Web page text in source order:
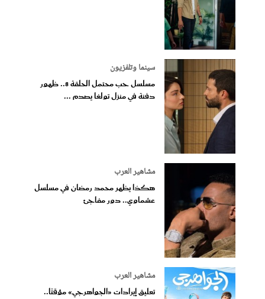
سينما وتلفزيون
مسلسل حب محتمل الحلقة 8.. ظهور
دفنة في منزل تولغا يصدم ...
مشاهير العرب
هكذا يظهر محمد رمضان في مسلسل
عشماوي.. دور مفاجئ
مشاهير العرب
تعليق إيرادات «الجواهرجي» مؤقتًا..